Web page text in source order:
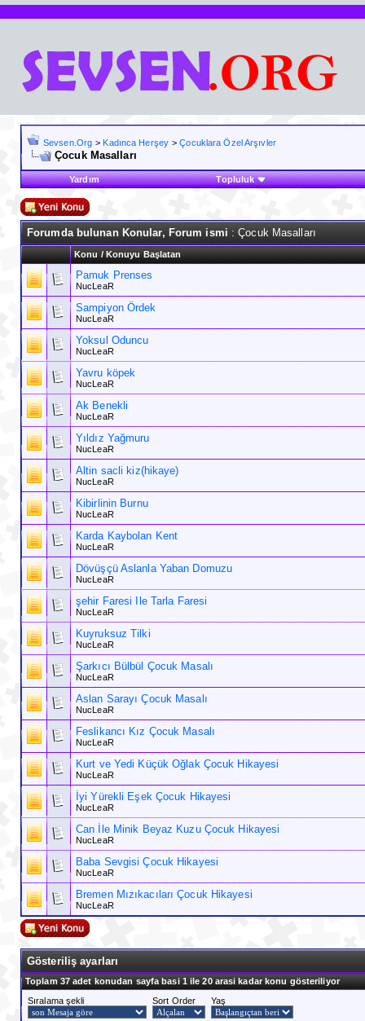
Sevsen.Org > Kadınca Herşey >Çocuklara Özel Arşıvler
Çocuk Masalları
Yardım Topluluk
Forumda bulunan Konular, Forum ismi : Çocuk Masalları
Konu / Konuyu Başlatan
Pamuk Prenses
NucLeaR
Sampiyon Ördek
NucLeaR
Yoksul Oduncu
NucLeaR
Yavru köpek
NucLeaR
Ak Benekli
NucLeaR
Yıldız Yağmuru
NucLeaR
Altin sacli kiz(hikaye)
NucLeaR
Kibirlinin Burnu
NucLeaR
Karda Kaybolan Kent
NucLeaR
Dövüşçü Aslanla Yaban Domuzu
NucLeaR
şehir Faresi Ile Tarla Faresi
NucLeaR
Kuyruksuz Tilki
NucLeaR
Şarkıcı Bülbül Çocuk Masalı
NucLeaR
Aslan Sarayı Çocuk Masalı
NucLeaR
Feslikancı Kız Çocuk Masalı
NucLeaR
Kurt ve Yedi Küçük Oğlak Çocuk Hikayesi
NucLeaR
İyi Yürekli Eşek Çocuk Hikayesi
NucLeaR
Can İle Minik Beyaz Kuzu Çocuk Hikayesi
NucLeaR
Baba Sevgisi Çocuk Hikayesi
NucLeaR
Bremen Mızıkacıları Çocuk Hikayesi
NucLeaR
Gösteriliş ayarları
Toplam 37 adet konudan sayfa basi 1 ile 20 arasi kadar konu gösteriliyor
Sıralama şekli
Sort Order Yaş